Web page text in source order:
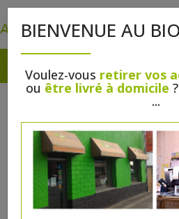
BIENVENUE AU
Voulez-vous retirer vos
ou être livré à domicile
...